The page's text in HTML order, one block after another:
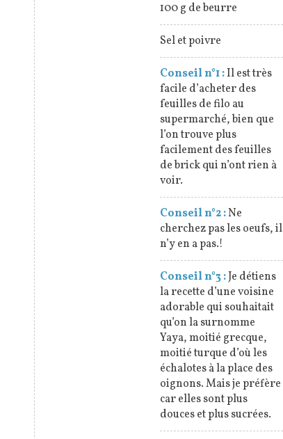
100 g de beurre
Sel et poivre
Conseil n°1 :Il est très
facile d’acheter des
feuilles de filo au
supermarché, bien que
l’on trouve plus
facilement des feuilles
de brick qui n’ont rien à
voir.
Conseil n°2 :Ne
cherchez pas les oeufs, il
n’y en a pas.!
Conseil n°3 :Je détiens
la recette d’une voisine
adorable qui souhaitait
qu’on la surnomme
Yaya, moitié grecque,
moitié turque d’où les
échalotes à la place des
oignons. Mais je préfère
car elles sont plus
douces et plus sucrées.